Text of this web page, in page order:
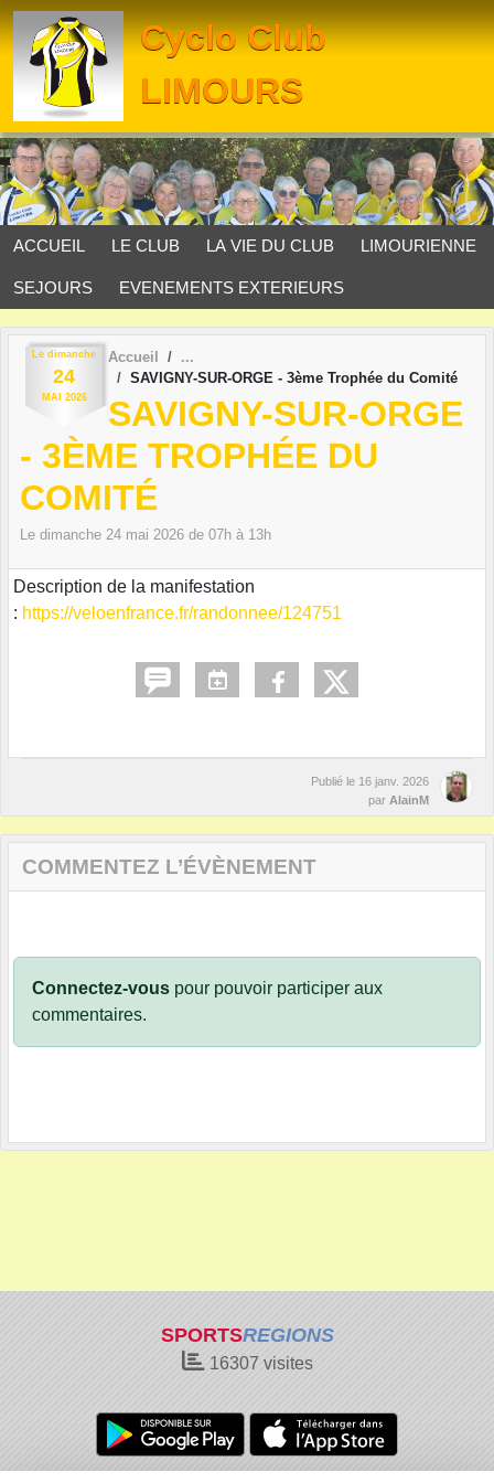
Cyclo Club
LIMOURS
ACCUEIL LE CLUB LA VIE DU CLUB LIMOURIENNE
SEJOURS EVENEMENTS EXTERIEURS
Le dimanche
24
MAI 2026
Accueil
SAVIGNY-SUR-ORGE - 3ème Trophée du Comité
SAVIGNY-SUR-ORGE
- 3ÈME TROPHÉE DU
COMITÉ
Le dimanche 24 mai 2026 de 07h à 13h
Description de la manifestation
: https://veloenfrance.fr/randonnee/124751
Publié le 16 janv. 2026
par AlainM
COMMENTEZ L’ÉVÈNEMENT
Connectez-vous pour pouvoir participer aux
commentaires.
SPORTSREGIONS
16307 visites
Panneau de gestion des cookies